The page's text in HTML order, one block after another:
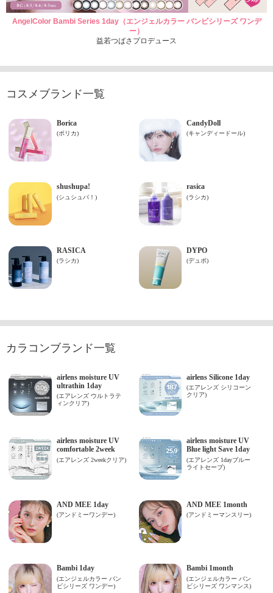
AngelColor Bambi Series 1day（エンジェルカラー バンビシリーズ ワンデ
ー）
益若つばさプロデュース
コスメブランド一覧
カラコンブランド一覧